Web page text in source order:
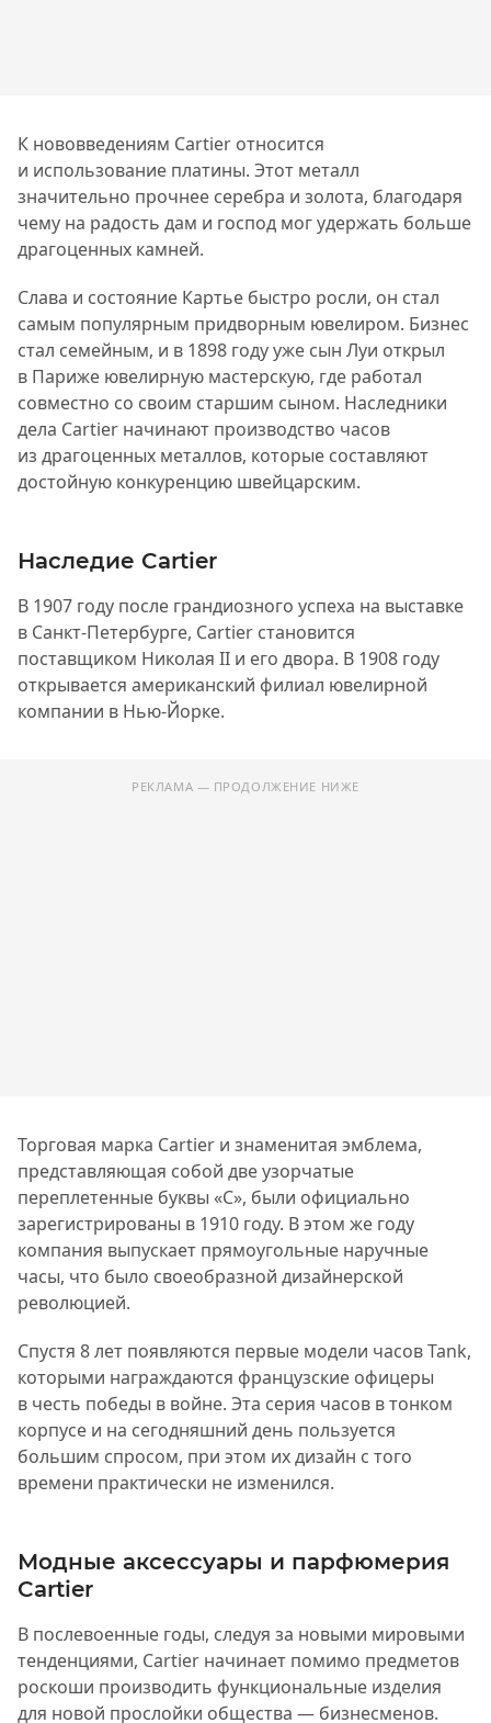
К нововведениям Cartier относится
и использование платины. Этот металл
значительно прочнее серебра и золота, благодаря
чему на радость дам и господ мог удержать больше
драгоценных камней.
Слава и состояние Картье быстро росли, он стал
самым популярным придворным ювелиром. Бизнес
стал семейным, и в 1898 году уже сын Луи открыл
в Париже ювелирную мастерскую, где работал
совместно со своим старшим сыном. Наследники
дела Cartier начинают производство часов
из драгоценных металлов, которые составляют
достойную конкуренцию швейцарским.
Наследие Cartier
В 1907 году после грандиозного успеха на выставке
в Санкт-Петербурге, Cartier становится
поставщиком Николая II и его двора. В 1908 году
открывается американский филиал ювелирной
компании в Нью-Йорке.
РЕКЛАМА — ПРОДОЛЖЕНИЕ НИЖЕ
Торговая марка Cartier и знаменитая эмблема,
представляющая собой две узорчатые
переплетенные буквы «С», были официально
зарегистрированы в 1910 году. В этом же году
компания выпускает прямоугольные наручные
часы, что было своеобразной дизайнерской
революцией.
Спустя 8 лет появляются первые модели часов Tank,
которыми награждаются французские офицеры
в честь победы в войне. Эта серия часов в тонком
корпусе и на сегодняшний день пользуется
большим спросом, при этом их дизайн с того
времени практически не изменился.
Модные аксессуары и парфюмерия
Cartier
В послевоенные годы, следуя за новыми мировыми
тенденциями, Cartier начинает помимо предметов
роскоши производить функциональные изделия
для новой прослойки общества — бизнесменов.